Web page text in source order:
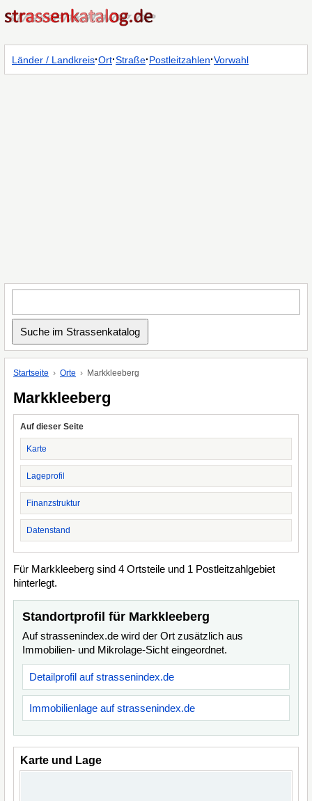
Länder / Landkreis·Ort·Straße·Postleitzahlen·Vorwahl
Startseite Orte Markkleeberg
Markkleeberg
Auf dieser Seite
Karte
Lageprofil
Finanzstruktur
Datenstand
Für Markkleeberg sind 4 Ortsteile und 1 Postleitzahlgebiet
hinterlegt.
Standortprofil für Markkleeberg
Auf strassenindex.de wird der Ort zusätzlich aus
Immobilien- und Mikrolage-Sicht eingeordnet.
Detailprofil auf strassenindex.de
Immobilienlage auf strassenindex.de
Karte und Lage